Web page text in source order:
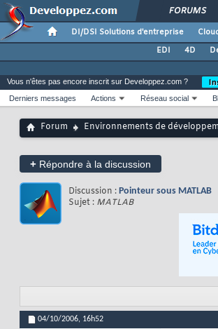
FORUMS
DI/DSI Solutions d'entreprise
EDI
4D
Vous n'êtes pas encore inscrit sur Developpez.com ?
Derniers messages
Actions Réseau social
Forum Environnements de
+ Répondre à la discussion
Discussion : Pointeur sous MATLAB
Sujet : MATLAB
04/10/2006, 16h52